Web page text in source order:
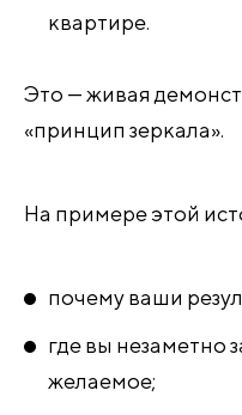
квартире.
Это — живая
«принцип зеркала».
На примере этой
почему ваши
где вы незаметно
желаемое;